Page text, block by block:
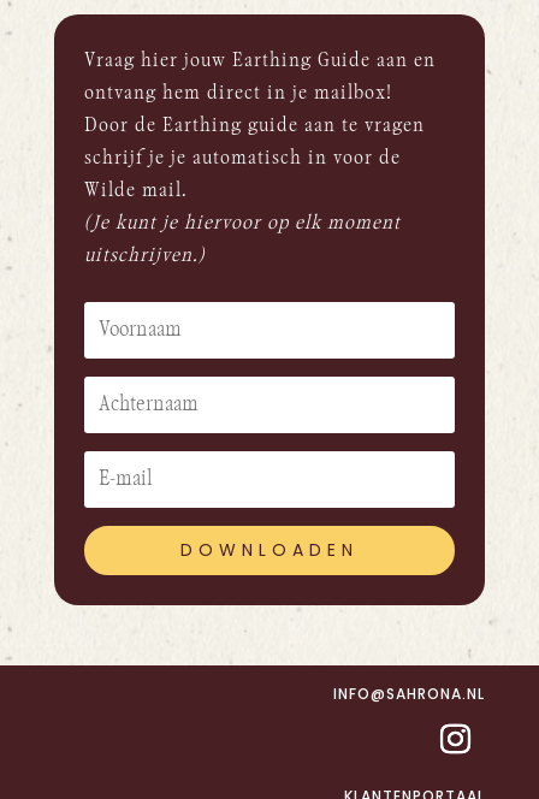
Vraag hier jouw Earthing Guide aan en
ontvang hem direct in je mailbox!
Door de Earthing guide aan te vragen
schrijf je je automatisch in voor de
Wilde mail.
(Je kunt je hiervoor op elk moment
uitschrijven.)
DOWNLOADEN
INFO@SAHRONA.NL